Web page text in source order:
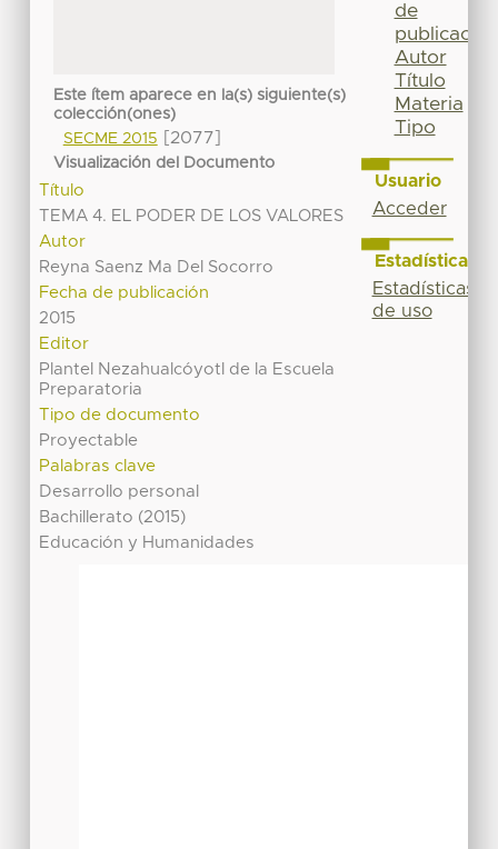
Este ítem aparece en la(s) siguiente(s)
colección(ones)
SECME 2015
[2077]
Visualización del Documento
Título
TEMA 4. EL PODER DE LOS VALORES
Autor
Reyna Saenz Ma Del Socorro
Fecha de publicación
2015
Editor
Plantel Nezahualcóyotl de la Escuela
Preparatoria
Tipo de documento
Proyectable
Palabras clave
Desarrollo personal
Bachillerato (2015)
Educación y Humanidades
de
publicación
Autor
Título
Materia
Tipo
Usuario
Acceder
Estadísticas
Estadísticas
de uso